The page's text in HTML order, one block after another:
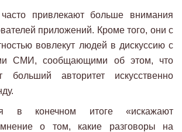
привлекают больше внимания
приложений. Кроме того, они с
вовлекут людей в дискуссию с
СМИ, сообщающими об этом, что
больший авторитет искусственно
в конечном итоге «искажают
о том, какие разговоры на